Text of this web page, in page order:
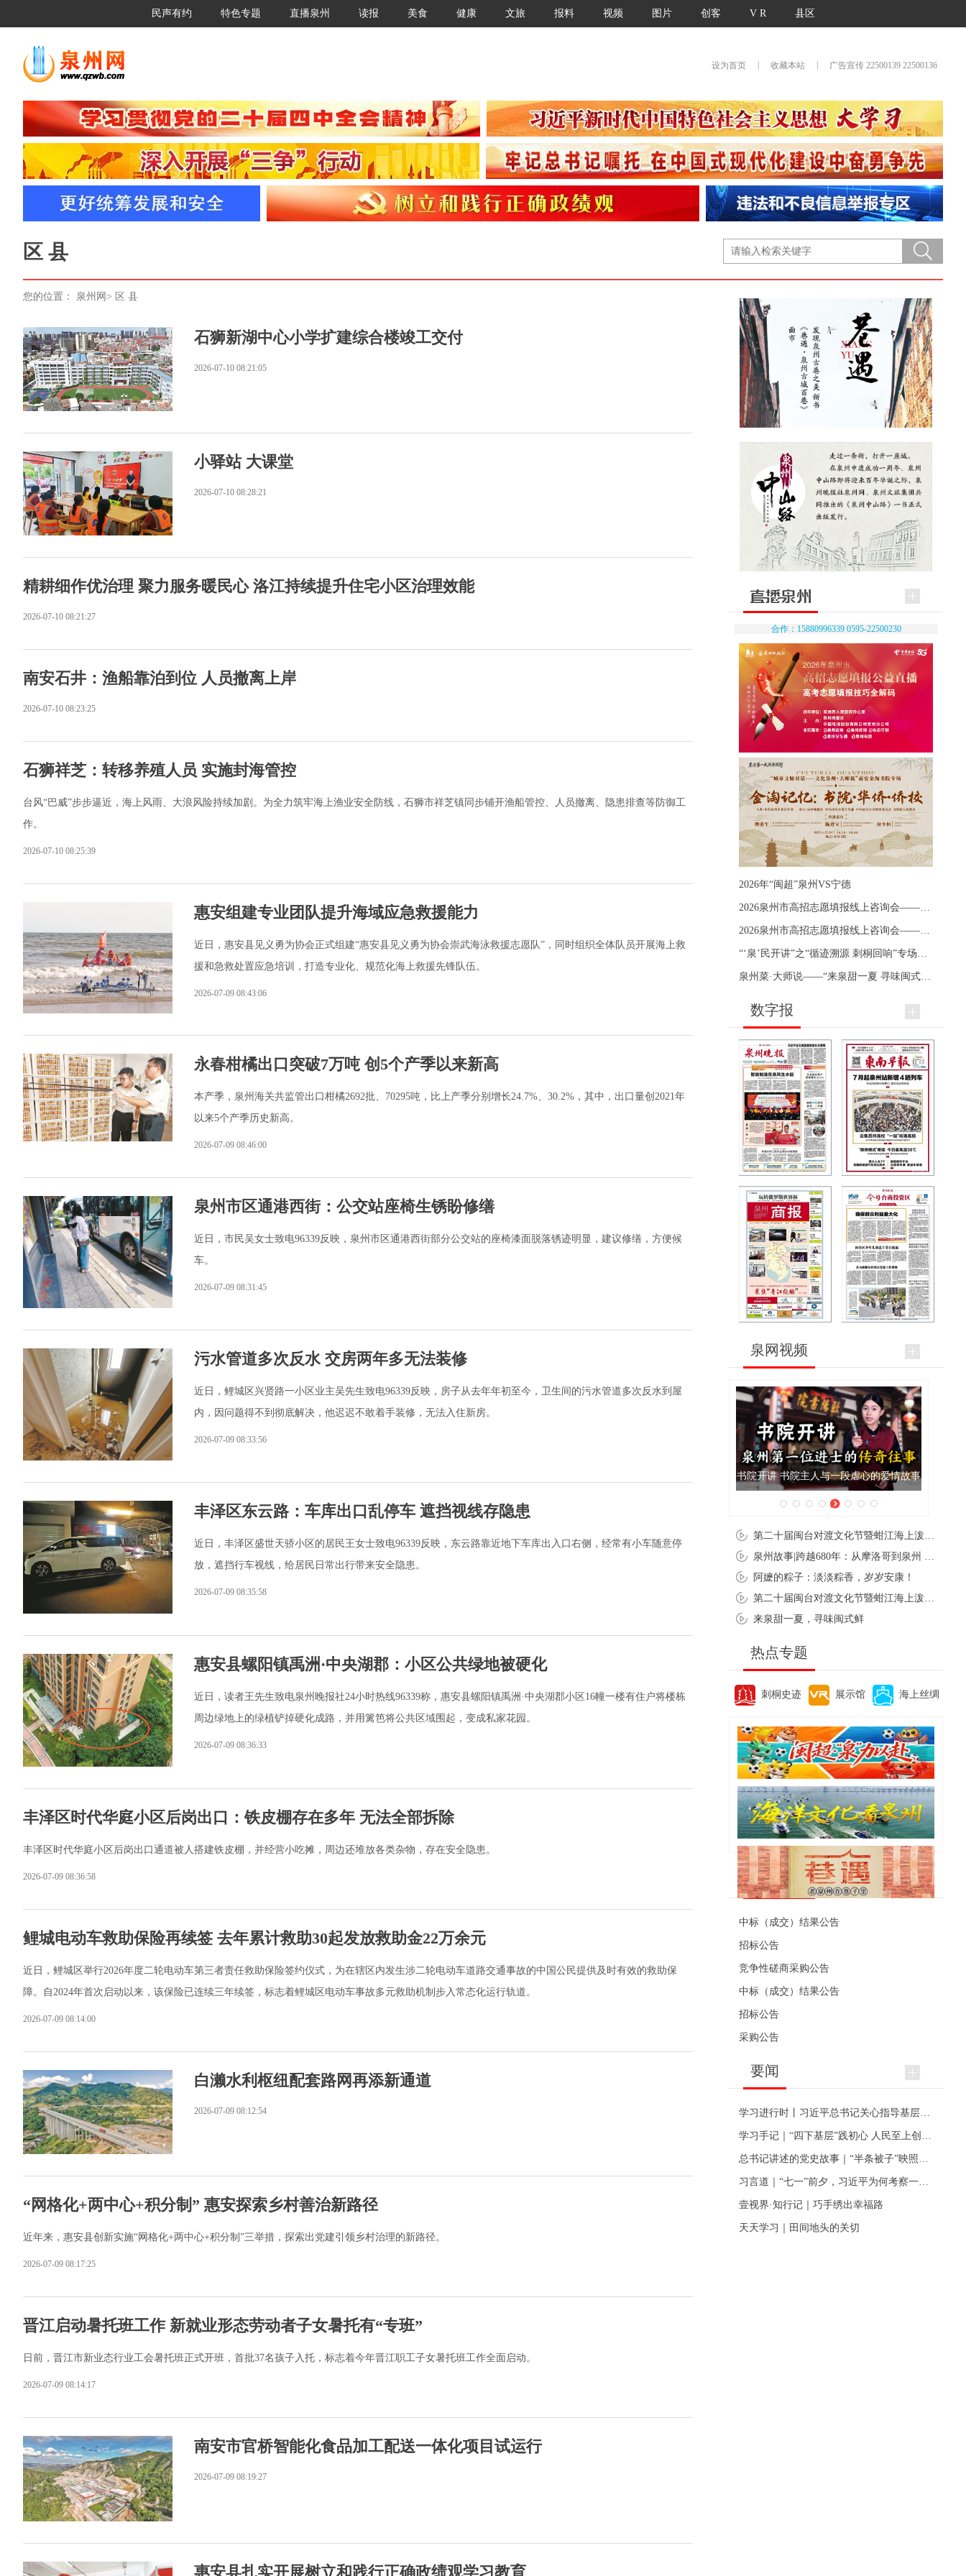
民声有约 特色专题 直播泉州 读报 美食 健康 文旅 报料 视频 图片 创客 V R 县区
设为首页 收藏本站 广告宣传 22500139 22500136
区 县
您的位置： 泉州网 > 区 县
石狮新湖中心小学扩建综合楼竣工交付
2026-07-10 08:21:05
小驿站 大课堂
2026-07-10 08:28:21
精耕细作优治理 聚力服务暖民心 洛江持续提升住宅小区治理效能
2026-07-10 08:21:27
南安石井：渔船靠泊到位 人员撤离上岸
2026-07-10 08:23:25
石狮祥芝：转移养殖人员 实施封海管控
台风“巴威”步步逼近，海上风雨、大浪风险持续加剧。为全力筑牢海上渔业安全防线，石狮市祥芝镇同步铺开渔船管控、人员撤离、隐患排查等防御工
作。
2026-07-10 08:25:39
惠安组建专业团队提升海域应急救援能力
近日，惠安县见义勇为协会正式组建“惠安县见义勇为协会崇武海泳救援志愿队”，同时组织全体队员开展海上救
援和急救处置应急培训，打造专业化、规范化海上救援先锋队伍。
2026-07-09 08:43:06
永春柑橘出口突破7万吨 创5个产季以来新高
本产季，泉州海关共监管出口柑橘2692批、70295吨，比上产季分别增长24.7%、30.2%，其中，出口量创2021年
以来5个产季历史新高。
2026-07-09 08:46:00
泉州市区通港西街：公交站座椅生锈盼修缮
近日，市民吴女士致电96339反映，泉州市区通港西街部分公交站的座椅漆面脱落锈迹明显，建议修缮，方便候
车。
2026-07-09 08:31:45
污水管道多次反水 交房两年多无法装修
近日，鲤城区兴贤路一小区业主吴先生致电96339反映，房子从去年年初至今，卫生间的污水管道多次反水到屋
内，因问题得不到彻底解决，他迟迟不敢着手装修，无法入住新房。
2026-07-09 08:33:56
丰泽区东云路：车库出口乱停车 遮挡视线存隐患
近日，丰泽区盛世天骄小区的居民王女士致电96339反映，东云路靠近地下车库出入口右侧，经常有小车随意停
放，遮挡行车视线，给居民日常出行带来安全隐患。
2026-07-09 08:35:58
惠安县螺阳镇禹洲·中央湖郡：小区公共绿地被硬化
近日，读者王先生致电泉州晚报社24小时热线96339称，惠安县螺阳镇禹洲·中央湖郡小区16幢一楼有住户将楼栋
周边绿地上的绿植铲掉硬化成路，并用篱笆将公共区域围起，变成私家花园。
2026-07-09 08:36:33
丰泽区时代华庭小区后岗出口：铁皮棚存在多年 无法全部拆除
丰泽区时代华庭小区后岗出口通道被人搭建铁皮棚，并经营小吃摊，周边还堆放各类杂物，存在安全隐患。
2026-07-09 08:36:58
鲤城电动车救助保险再续签 去年累计救助30起发放救助金22万余元
近日，鲤城区举行2026年度二轮电动车第三者责任救助保险签约仪式，为在辖区内发生涉二轮电动车道路交通事故的中国公民提供及时有效的救助保
障。自2024年首次启动以来，该保险已连续三年续签，标志着鲤城区电动车事故多元救助机制步入常态化运行轨道。
2026-07-09 08:14:00
白濑水利枢纽配套路网再添新通道
2026-07-09 08:12:54
“网格化+两中心+积分制” 惠安探索乡村善治新路径
近年来，惠安县创新实施“网格化+两中心+积分制”三举措，探索出党建引领乡村治理的新路径。
2026-07-09 08:17:25
晋江启动暑托班工作 新就业形态劳动者子女暑托有“专班”
日前，晋江市新业态行业工会暑托班正式开班，首批37名孩子入托，标志着今年晋江职工子女暑托班工作全面启动。
2026-07-09 08:14:17
南安市官桥智能化食品加工配送一体化项目试运行
2026-07-09 08:19:27
惠安县扎实开展树立和践行正确政绩观学习教育
合作：15880996339 0595-22500230
2026年“闽超”泉州VS宁德
数字报
泉网视频
泉州肉粽亮相央视《新闻联播》
阿嬷的粽子：淡淡粽香，岁岁安康！
来泉甜一夏，寻味闽式鲜
热点专题
刺桐史迹 展示馆 海上丝绸
便民资讯
中标（成交）结果公告
招标公告
竞争性磋商采购公告
中标（成交）结果公告
招标公告
采购公告
要闻
壹视界·知行记｜巧手绣出幸福路
天天学习｜田间地头的关切